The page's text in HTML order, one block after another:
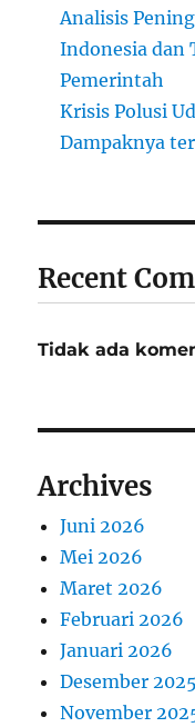
Analisis
Indonesia dan
Pemerintah
Krisis Polusi
Dampaknya
Recent
Tidak ada
Archives
Juni 2026
Mei 2026
Maret 2026
Februari 2026
Januari 2026
Desember 2025
November